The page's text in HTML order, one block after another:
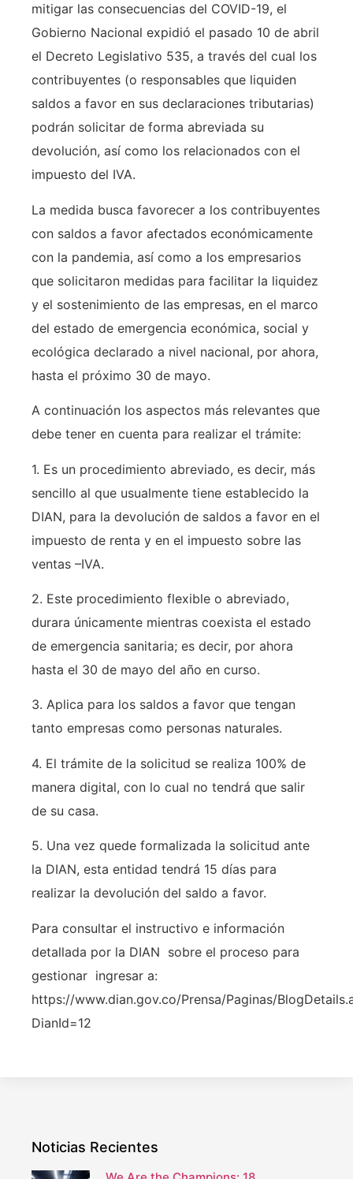
mitigar las consecuencias del COVID-19, el
Gobierno Nacional expidió el pasado 10 de abril
el Decreto Legislativo 535, a través del cual los
contribuyentes (o responsables que liquiden
saldos a favor en sus declaraciones tributarias)
podrán solicitar de forma abreviada su
devolución, así como los relacionados con el
impuesto del IVA.
La medida busca favorecer a los contribuyentes
con saldos a favor afectados económicamente
con la pandemia, así como a los empresarios
que solicitaron medidas para facilitar la liquidez
y el sostenimiento de las empresas, en el marco
del estado de emergencia económica, social y
ecológica declarado a nivel nacional, por ahora,
hasta el próximo 30 de mayo.
A continuación los aspectos más relevantes que
debe tener en cuenta para realizar el trámite:
1. Es un procedimiento abreviado, es decir, más
sencillo al que usualmente tiene establecido la
DIAN, para la devolución de saldos a favor en el
impuesto de renta y en el impuesto sobre las
ventas –IVA.
2. Este procedimiento flexible o abreviado,
durara únicamente mientras coexista el estado
de emergencia sanitaria; es decir, por ahora
hasta el 30 de mayo del año en curso.
3. Aplica para los saldos a favor que tengan
tanto empresas como personas naturales.
4. El trámite de la solicitud se realiza 100% de
manera digital, con lo cual no tendrá que salir
de su casa.
5. Una vez quede formalizada la solicitud ante
la DIAN, esta entidad tendrá 15 días para
realizar la devolución del saldo a favor.
Para consultar el instructivo e información
detallada por la DIAN sobre el proceso para
gestionar ingresar a:
https://www.dian.gov.co/Prensa/Paginas/
DianId=12
Noticias Recientes